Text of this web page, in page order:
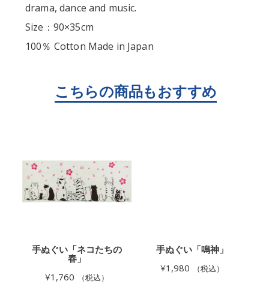
drama, dance and music.
Size：90×35cm
100％ Cotton Made in Japan
手ぬぐい「ネコたちの
春」
¥1,760 （税込）
手ぬぐい「鳴神」
¥1,980 （税込）